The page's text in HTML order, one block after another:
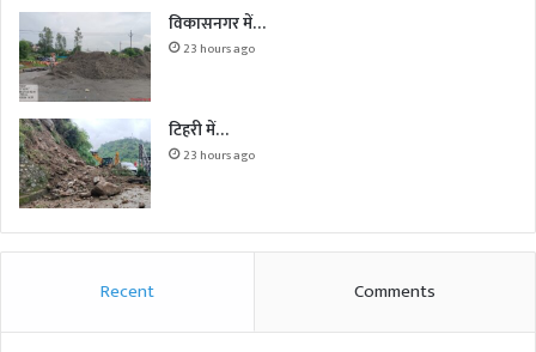
विकासनगर में…
23 hours ago
टिहरी में…
23 hours ago
Recent Comments